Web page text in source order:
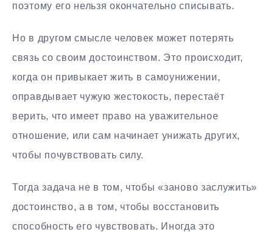
поэтому его нельзя окончательно списывать.
Но в другом смысле человек может потерять
связь со своим достоинством. Это происходит,
когда он привыкает жить в самоунижении,
оправдывает чужую жестокость, перестаёт
верить, что имеет право на уважительное
отношение, или сам начинает унижать других,
чтобы почувствовать силу.
Тогда задача не в том, чтобы «заново заслужить»
достоинство, а в том, чтобы восстановить
способность его чувствовать. Иногда это